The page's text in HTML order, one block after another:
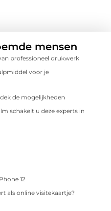
mensen
professioneel drukwerk
voor je
de mogelijkheden
schakelt u deze experts in
12
als online visitekaartje?